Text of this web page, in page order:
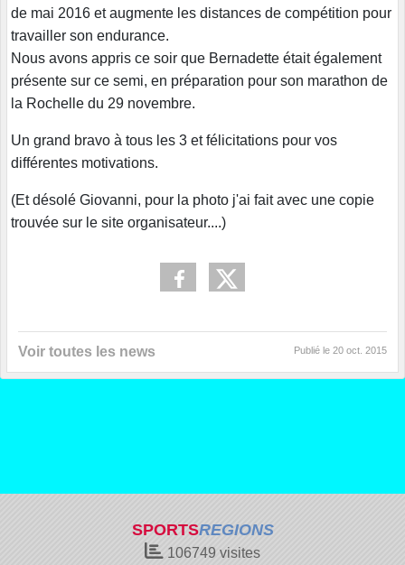
de mai 2016 et augmente les distances de compétition pour
travailler son endurance.
Nous avons appris ce soir que Bernadette était également
présente sur ce semi, en préparation pour son marathon de
la Rochelle du 29 novembre.
Un grand bravo à tous les 3 et félicitations pour vos
différentes motivations.
(Et désolé Giovanni, pour la photo j'ai fait avec une copie
trouvée sur le site organisateur....)
Voir toutes les news Publié le 20 oct. 2015
SPORTSREGIONS
106749 visites